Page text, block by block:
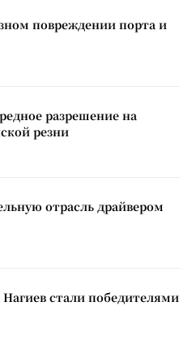
повреждении порта и
разрешение на
резни
отрасль драйвером
стали победителями